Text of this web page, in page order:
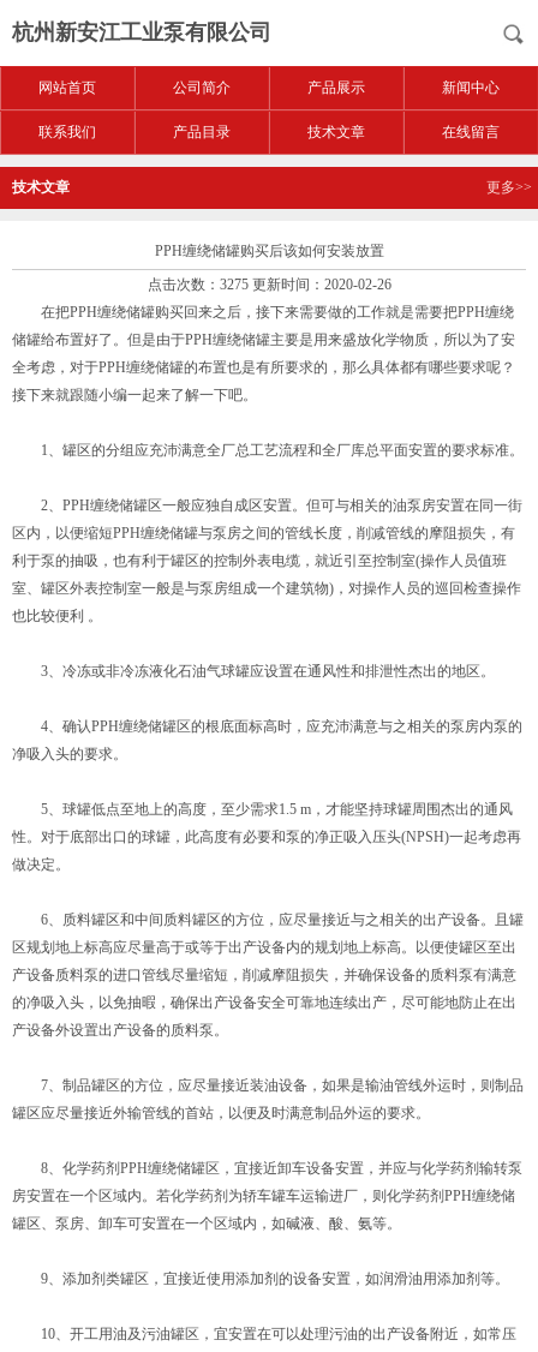
杭州新安江工业泵有限公司
网站首页 公司简介 产品展示 新闻中心
联系我们 产品目录 技术文章 在线留言
技术文章 更多>>
PPH缠绕储罐购买后该如何安装放置
点击次数：3275 更新时间：2020-02-26
在把PPH缠绕储罐购买回来之后，接下来需要做的工作就是需要把PPH缠绕
储罐给布置好了。但是由于PPH缠绕储罐主要是用来盛放化学物质，所以为了安
全考虑，对于PPH缠绕储罐的布置也是有所要求的，那么具体都有哪些要求呢？
接下来就跟随小编一起来了解一下吧。
1、罐区的分组应充沛满意全厂总工艺流程和全厂库总平面安置的要求标准。
2、PPH缠绕储罐区一般应独自成区安置。但可与相关的油泵房安置在同一街
区内，以便缩短PPH缠绕储罐与泵房之间的管线长度，削减管线的摩阻损失，有
利于泵的抽吸，也有利于罐区的控制外表电缆，就近引至控制室(操作人员值班
室、罐区外表控制室一般是与泵房组成一个建筑物)，对操作人员的巡回检查操作
也比较便利 。
3、冷冻或非冷冻液化石油气球罐应设置在通风性和排泄性杰出的地区。
4、确认PPH缠绕储罐区的根底面标高时，应充沛满意与之相关的泵房内泵的
净吸入头的要求。
5、球罐低点至地上的高度，至少需求1.5 m，才能坚持球罐周围杰出的通风
性。对于底部出口的球罐，此高度有必要和泵的净正吸入压头(NPSH)一起考虑再
做决定。
6、质料罐区和中间质料罐区的方位，应尽量接近与之相关的出产设备。且罐
区规划地上标高应尽量高于或等于出产设备内的规划地上标高。以便使罐区至出
产设备质料泵的进口管线尽量缩短，削减摩阻损失，并确保设备的质料泵有满意
的净吸入头，以免抽暇，确保出产设备安全可靠地连续出产，尽可能地防止在出
产设备外设置出产设备的质料泵。
7、制品罐区的方位，应尽量接近装油设备，如果是输油管线外运时，则制品
罐区应尽量接近外输管线的首站，以便及时满意制品外运的要求。
8、化学药剂PPH缠绕储罐区，宜接近卸车设备安置，并应与化学药剂输转泵
房安置在一个区域内。若化学药剂为轿车罐车运输进厂，则化学药剂PPH缠绕储
罐区、泵房、卸车可安置在一个区域内，如碱液、酸、氨等。
9、添加剂类罐区，宜接近使用添加剂的设备安置，如润滑油用添加剂等。
10、开工用油及污油罐区，宜安置在可以处理污油的出产设备附近，如常压